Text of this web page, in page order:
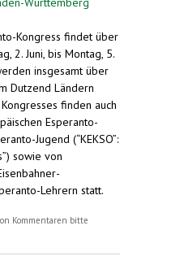
Kongress findet über
2. Juni, bis Montag, 5.
insgesamt über
Dutzend Ländern
finden auch
Esperanto-
Jugend (“KEKSO”:
sowie von
Lehrern statt.
Kongress:
Kommentaren bitte